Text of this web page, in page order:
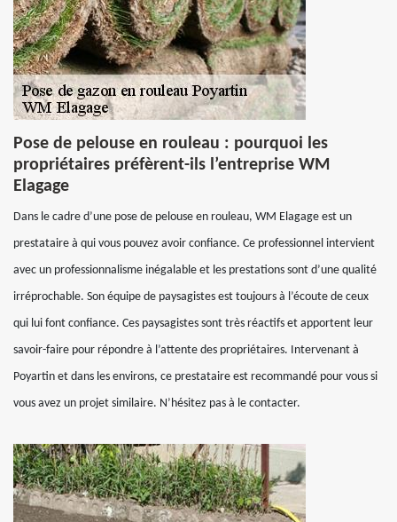
Pose de pelouse en rouleau : pourquoi les
propriétaires préfèrent-ils l’entreprise WM
Elagage
Dans le cadre d’une pose de pelouse en rouleau, WM Elagage est un
prestataire à qui vous pouvez avoir confiance. Ce professionnel intervient
avec un professionnalisme inégalable et les prestations sont d’une qualité
irréprochable. Son équipe de paysagistes est toujours à l’écoute de ceux
qui lui font confiance. Ces paysagistes sont très réactifs et apportent leur
savoir-faire pour répondre à l’attente des propriétaires. Intervenant à
Poyartin et dans les environs, ce prestataire est recommandé pour vous si
vous avez un projet similaire. N’hésitez pas à le contacter.